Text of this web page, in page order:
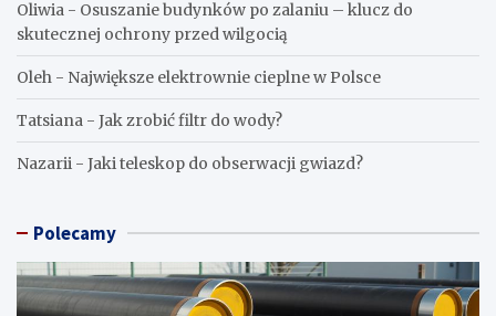
Oliwia - Osuszanie budynków po zalaniu – klucz do
skutecznej ochrony przed wilgocią
Oleh - Największe elektrownie cieplne w Polsce
Tatsiana - Jak zrobić filtr do wody?
Nazarii - Jaki teleskop do obserwacji gwiazd?
Polecamy